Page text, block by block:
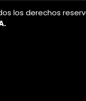
los derechos